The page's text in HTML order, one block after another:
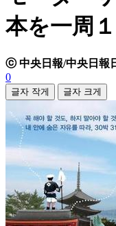
本を一周
ⓒ 中央日報/中央日報
0
글자 작게 글자 크게